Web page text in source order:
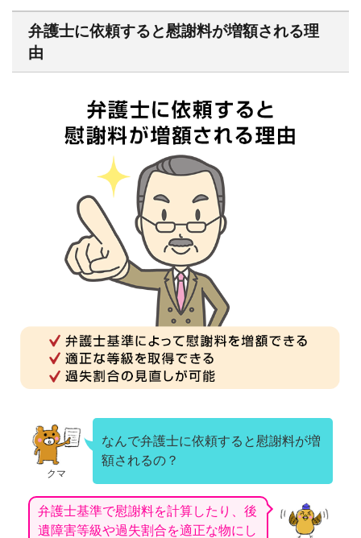
弁護士に依頼すると慰謝料が増額される理
由
クマ
なんで弁護士に依頼すると慰謝料が増
額されるの？
弁護士基準で慰謝料を計算したり、後
遺障害等級や過失割合を適正な物にし